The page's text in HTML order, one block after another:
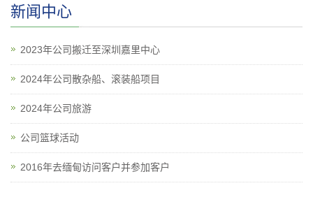
新闻中心
2023年公司搬迁至深圳嘉里中心
2024年公司散杂船、滚装船项目
2024年公司旅游
公司篮球活动
2016年去缅甸访问客户并参加客户